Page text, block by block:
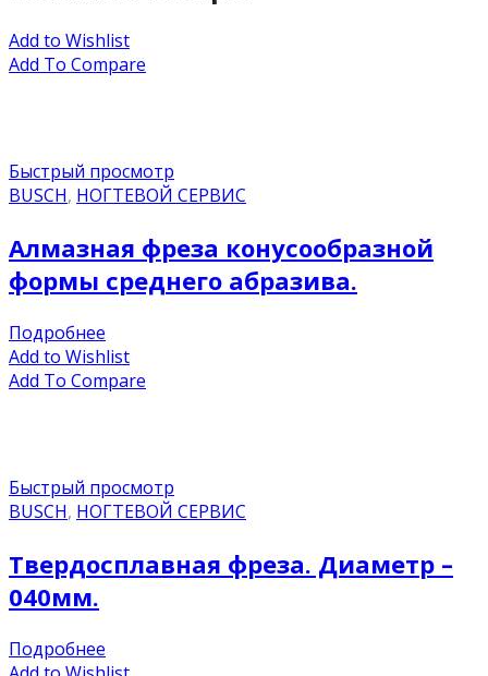
Add to Wishlist
Add To Compare
Быстрый просмотр
BUSCH, НОГТЕВОЙ СЕРВИС
Алмазная фреза конусообразной
формы среднего абразива.
Подробнее
Add to Wishlist
Add To Compare
Быстрый просмотр
BUSCH, НОГТЕВОЙ СЕРВИС
Твердосплавная фреза. Диаметр –
040мм.
Подробнее